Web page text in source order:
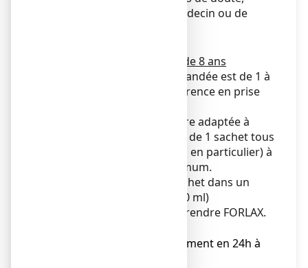
vérifiez auprès de votre médecin ou de
Adultes et enfants de plus de 8 ans
La dose habituelle recommandée est de 1 à
2 sachets par jour, de préférence en prise
La dose journalière peut être adaptée à
l’effet obtenu et peut varier de 1 sachet tous
les 2 jours (chez les enfants en particulier) à
2 sachets par jour au maximum.
Dissolvez le contenu du sachet dans un
verre d’eau (au minimum 50 ml)
immédiatement avant de prendre FORLAX.
● FORLAX agit habituellement en 24h à